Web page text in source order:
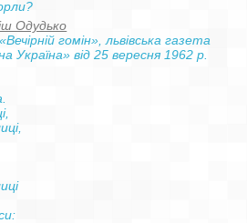
Одудько
«Вечірній гомін», львівська газета
Україна» від 25 вересня 1962 р.